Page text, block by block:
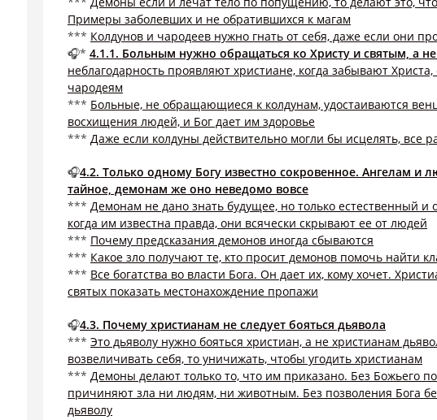
Примеры заболевших и не обратившихся к магам
*** Колдунов и чародеев нужно гнать от себя, даже если они
🎧* 4.1.1. Больным нужно обращаться ко Христу и святым, а
неблагодарность проявляют христиане, когда забывают
чародеям
*** Больные, не обращающиеся к колдунам, удостаиваются
восхищения людей, и Бог дает им здоровье
*** Даже если колдуны действительно могли бы исцелять, все
🎧4.2. Только одному Богу известно сокровенное. Ангелам и
тайное, демонам же оно неведомо вовсе
*** Демонам не дано знать будущее, но только естественный
когда им известна правда, они всячески скрывают ее от людей
*** Почему предсказания демонов иногда сбываются
*** Какое зло получают те, кто просит демонов помочь найти
*** Все богатства во власти Бога. Он дает их, кому хочет.
святых показать местонахождение пропажи
🎧4.3. Почему христианам не следует бояться дьявола
*** Это дьяволу нужно бояться христиан, а не христианам
возвеличивать себя, то уничижать, чтобы угодить христианам
*** Демоны делают только то, что им приказано. Без Божьего
причиняют зла ни людям, ни животным. Без позволения Бога
дьяволу